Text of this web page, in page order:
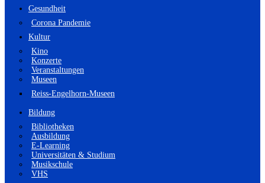
Gesundheit
Corona Pandemie
Kultur
Kino
Konzerte
Veranstaltungen
Museen
Reiss-Engelhorn-Museen
Bildung
Bibliotheken
Ausbildung
E-Learning
Universitäten & Studium
Musikschule
VHS